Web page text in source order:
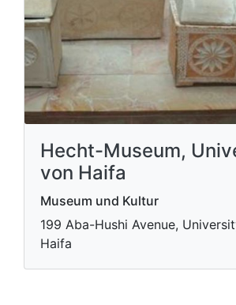
Hecht-Museum,
von Haifa
Museum und Kultur
199 Aba-Hushi Avenue,
Haifa